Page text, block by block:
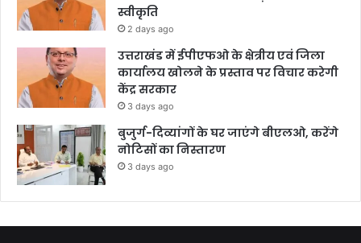
स्वीकृति
2 days ago
उत्तराखंड में ईपीएफओ के क्षेत्रीय एवं जिला
कार्यालय खोलने के प्रस्ताव पर विचार करेगी
केंद्र सरकार
3 days ago
बुजुर्ग-दिव्यांगों के घर जाएंगे बीएलओ, करेंगे
नोटिसों का निस्तारण
3 days ago